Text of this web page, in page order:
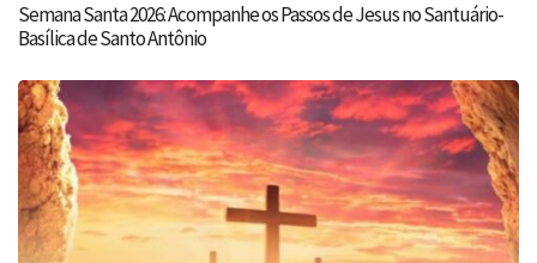
Semana Santa 2026: Acompanhe os Passos de Jesus no Santuário-
Basílica de Santo Antônio